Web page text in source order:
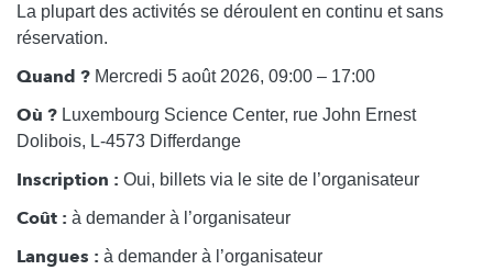
La plupart des activités se déroulent en continu et sans
réservation.
Quand ? Mercredi 5 août 2026, 09:00 – 17:00
Où ? Luxembourg Science Center, rue John Ernest
Dolibois, L-4573 Differdange
Inscription : Oui, billets via le site de l’organisateur
Coût : à demander à l’organisateur
Langues : à demander à l’organisateur